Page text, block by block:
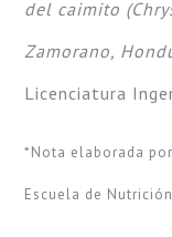
del caimito
Zamorano,
Licenciatura
*Nota elaborada
Escuela de